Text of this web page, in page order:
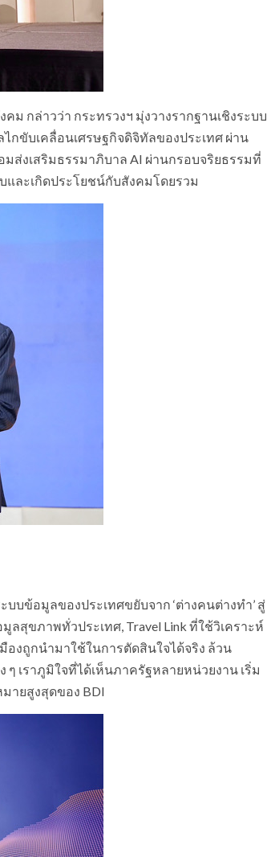
ม กล่าวว่า กระทรวงฯ มุ่งวางรากฐานเชิงระบบ
กขับเคลื่อนเศรษฐกิจดิจิทัลของประเทศ ผ่าน
งเสริมธรรมาภิบาล AI ผ่านกรอบจริยธรรมที่
และเกิดประโยชน์กับสังคมโดยรวม
บข้อมูลของประเทศขยับจาก ‘ต่างคนต่างทำ’ สู่
ลสุขภาพทั่วประเทศ, Travel Link ที่ใช้วิเคราะห์
องถูกนำมาใช้ในการตัดสินใจได้จริง ล้วน
เราภูมิใจที่ได้เห็นภาครัฐหลายหน่วยงาน เริ่ม
ายสูงสุดของ BDI